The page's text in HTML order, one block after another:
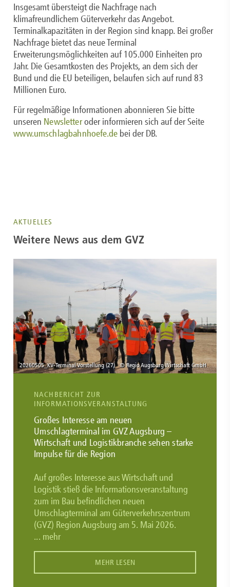
Insgesamt übersteigt die Nachfrage nach
klimafreundlichem Güterverkehr das Angebot.
Terminalkapazitäten in der Region sind knapp. Bei großer
Nachfrage bietet das neue Terminal
Erweiterungsmöglichkeiten auf 105.000 Einheiten pro
Jahr. Die Gesamtkosten des Projekts, an dem sich der
Bund und die EU beteiligen, belaufen sich auf rund 83
Millionen Euro.
Für regelmäßige Informationen abonnieren Sie bitte
unseren Newsletteroder informieren sich auf der Seite
www.umschlagbahnhoefe.de bei der DB.
AKTUELLES
Weitere News aus dem GVZ
NACHBERICHT ZUR
INFORMATIONSVERANSTALTUNG
Großes Interesse am neuen
Umschlagterminal im GVZ Augsburg –
Wirtschaft und Logistikbranche sehen starke
Impulse für die Region
Auf großes Interesse aus Wirtschaft und
Logistik stieß die Informationsveranstaltung
zum im Bau befindlichen neuen
Umschlagterminal am Güterverkehrszentrum
(GVZ) Region Augsburg am 5. Mai 2026.
... mehr
MEHR LESEN